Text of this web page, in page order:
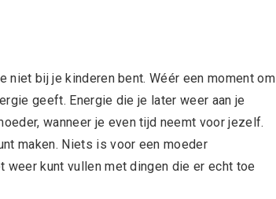
niet bij je kinderen bent. Wéér een moment om
geeft. Energie die je later weer aan je
wanneer je even tijd neemt voor jezelf.
maken. Niets is voor een moeder
weer kunt vullen met dingen die er echt toe